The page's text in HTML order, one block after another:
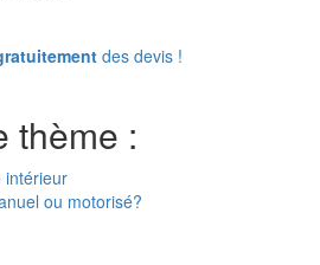
des devis !
thème :
intérieur
ou motorisé?